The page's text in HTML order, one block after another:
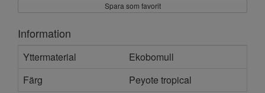
Spara som favorit
Information
Yttermaterial
Ekobomull
Färg
Peyote tropical